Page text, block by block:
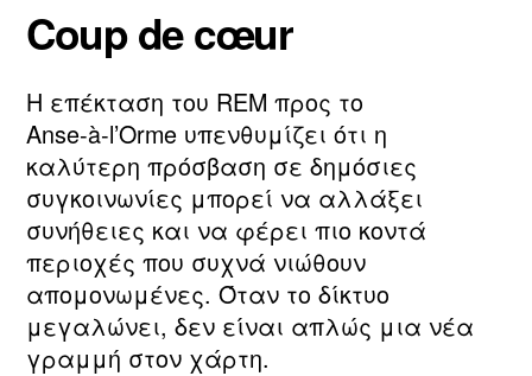
Coup de cœur
Η επέκταση του REM προς το
Anse‑à‑l’Orme υπενθυμίζει ότι η
καλύτερη πρόσβαση σε δημόσιες
συγκοινωνίες μπορεί να αλλάξει
συνήθειες και να φέρει πιο κοντά
περιοχές που συχνά νιώθουν
απομονωμένες. Όταν το δίκτυο
μεγαλώνει, δεν είναι απλώς μια νέα
γραμμή στον χάρτη.